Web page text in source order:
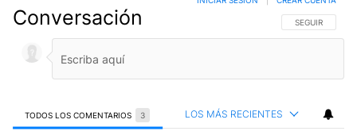
Conversación SIGA ESTA
SEGUIR
TODOS LOS COMENTARIOS 3 LOS MÁS RECIENTES